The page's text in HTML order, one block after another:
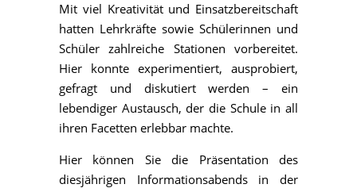
Mit viel Kreativität und Einsatzbereitschaft
hatten Lehrkräfte sowie Schülerinnen und
Schüler zahlreiche Stationen vorbereitet.
Hier konnte experimentiert, ausprobiert,
gefragt und diskutiert werden – ein
lebendiger Austausch, der die Schule in all
ihren Facetten erlebbar machte.
Hier können Sie die Präsentation des
diesjährigen Informationsabends in der